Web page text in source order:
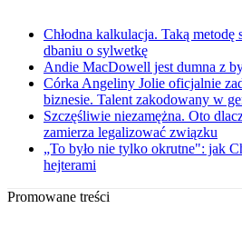
Chłodna kalkulacja. Taką
dbaniu o sylwetkę
Andie MacDowell jest dumna z
Córka Angeliny Jolie oficjalnie
biznesie. Talent zakodowany w
Szczęśliwie niezamężna. Oto
zamierza legalizować związku
„To było nie tylko okrutne": jak
hejterami
Promowane treści